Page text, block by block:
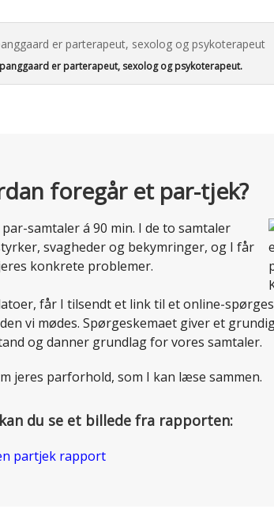
er parterapeut, sexolog og psykoterapeut.
foregår et par-tjek?
samtaler á 90 min. I de to samtaler
svagheder og bekymringer, og I får
konkrete problemer.
får I tilsendt et link til et online-
vi mødes. Spørgeskemaet giver et
og danner grundlag for vores samtaler.
jeres parforhold, som I kan læse sammen.
du se et billede fra rapporten: